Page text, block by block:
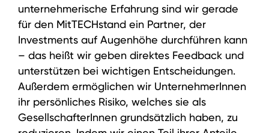
unternehmerische Erfahrung sind wir gerade
für den MitTECHstand ein Partner, der
Investments auf Augenhöhe durchführen kann
– das heißt wir geben direktes Feedback und
unterstützen bei wichtigen Entscheidungen.
Außerdem ermöglichen wir UnternehmerInnen
ihr persönliches Risiko, welches sie als
GesellschafterInnen grundsätzlich haben, zu